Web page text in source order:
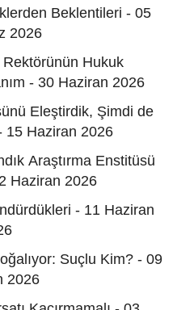
Beklentileri - 05
2026
Hukuk
- 30 Haziran 2026
Eleştirdik, Şimdi de
15 Haziran 2026
Araştırma Enstitüsü
Haziran 2026
- 11 Haziran
Suçlu Kim? - 09
2026